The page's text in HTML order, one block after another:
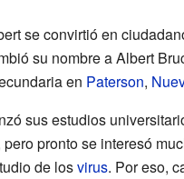
se convirtió en
su nombre a Albert
en Paterson,
sus estudios
pero pronto se interesó
de losvirus. Por eso,